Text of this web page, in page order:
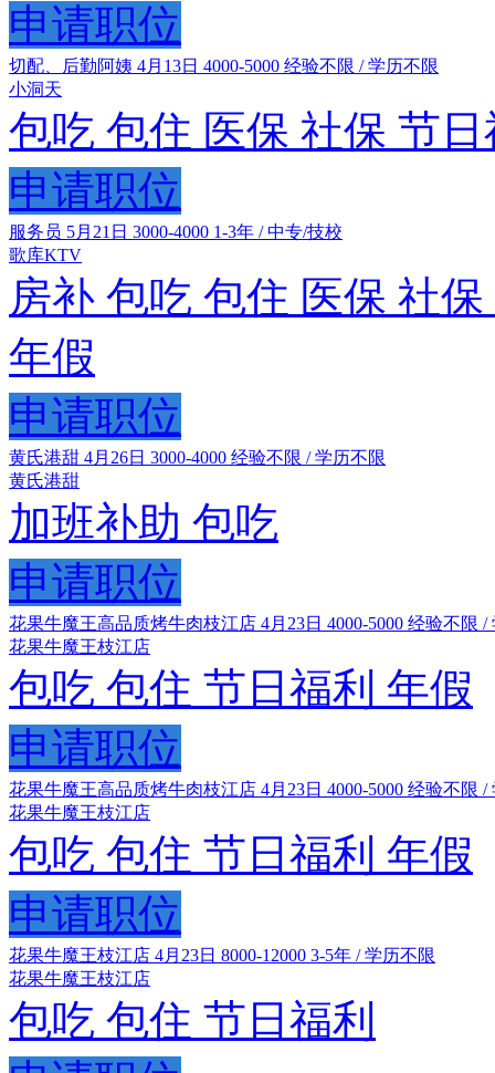
申请职位
切配、后勤阿姨 4月13日 4000-5000 经验不限 / 学历不限
小洞天
包吃 包住 医保 社保 节日
申请职位
服务员 5月21日 3000-4000 1-3年 / 中专/技校
歌库KTV
房补 包吃 包住 医保 社保
年假
申请职位
黄氏港甜 4月26日 3000-4000 经验不限 / 学历不限
黄氏港甜
加班补助 包吃
申请职位
花果牛魔王高品质烤牛肉枝江店 4月23日 4000-5000 经验不限 /
花果牛魔王枝江店
包吃 包住 节日福利 年假
申请职位
花果牛魔王高品质烤牛肉枝江店 4月23日 4000-5000 经验不限 /
花果牛魔王枝江店
包吃 包住 节日福利 年假
申请职位
花果牛魔王枝江店 4月23日 8000-12000 3-5年 / 学历不限
花果牛魔王枝江店
包吃 包住 节日福利